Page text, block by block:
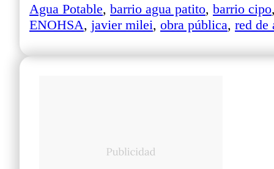
Agua Potable, barrio agua patito, barrio cipo
ENOHSA, javier milei, obra pública, red de